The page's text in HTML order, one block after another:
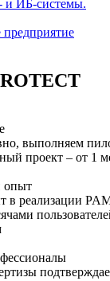
и ИБ-системы.
выполняем
проект – от 1
опыт
в реализации